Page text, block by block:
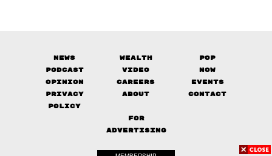
News Wealth
Pop
Podcast
Video
Now
Opinion
Careers
Events
Privacy
Policy
About Contact
FOR
ADVERTISING